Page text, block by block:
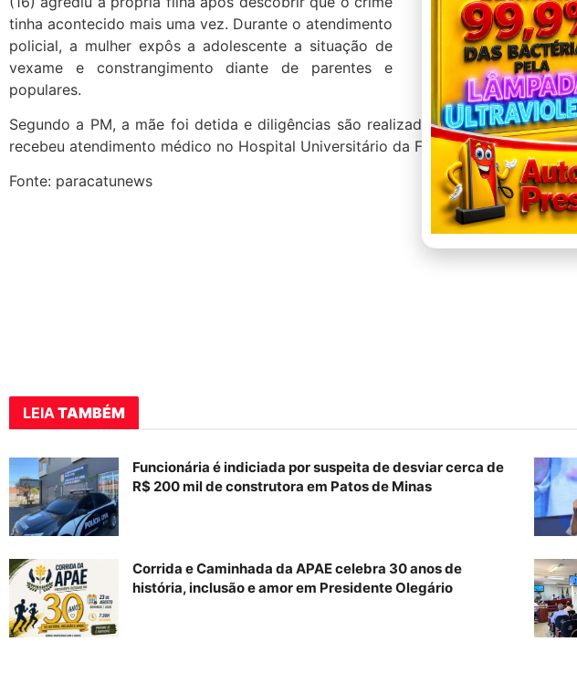
tinha acontecido mais uma vez. Durante o atendimento
policial, a mulher expôs a adolescente a situação de
vexame e constrangimento diante de parentes e
populares.
Segundo a PM, a mãe foi detida e diligências são realizadas para localizar o
recebeu atendimento médico no Hospital Universitário da Faculdade Atenas.
Fonte: paracatunews
LEIATAMBÉM
Funcionária é indiciada por suspeita de desviar cerca de
R$ 200 mil de construtora em Patos de Minas
Corrida e Caminhada da APAE celebra 30 anos de
história, inclusão e amor em Presidente Olegário